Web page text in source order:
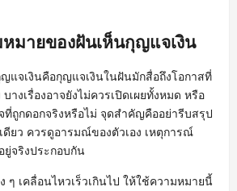
มายของฝันเห็นกุญแจเงิน
แจเงินคือกุญแจเงินในฝันมักสื่อถึงโอกาสที่
างเรื่องอาจยังไม่ควรเปิดเผยทั้งหมด หรือ
ที่ถูกดอกจริงหรือไม่ จุดสำคัญคืออย่ารีบสรุป
ยว ควรดูอารมณ์ของตัวเอง เหตุการณ์
จริงประกอบกัน
ๆ เคลื่อนไหวเร็วเกินไป ให้ใช้ความหมายนี้